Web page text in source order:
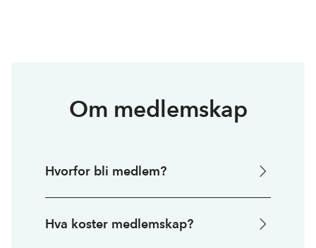
Om medlemskap
Hvorfor bli medlem?
Hva koster medlemskap?